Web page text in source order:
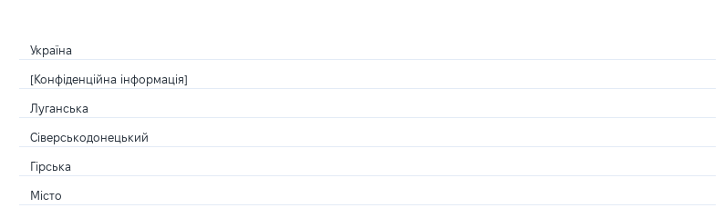
Україна
[Конфіденційна інформація]
Луганська
Сіверськодонецький
Гірська
Місто